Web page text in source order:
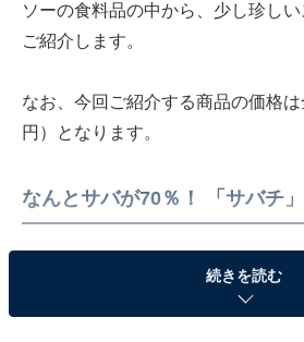
ソーの食料品の中から、少し珍し
ご紹介します。
なお、今回ご紹介する商品の価格
円）となります。
なんとサバが70％！ 「サバチ」
続きを読む